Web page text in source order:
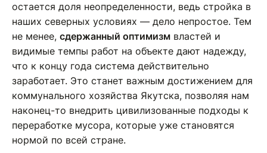
остается доля неопределенности, ведь стройка в
наших северных условиях — дело непростое. Тем
не менее, сдержанный оптимизм властей и
видимые темпы работ на объекте дают надежду,
что к концу года система действительно
заработает. Это станет важным достижением для
коммунального хозяйства Якутска, позволяя нам
наконец-то внедрить цивилизованные подходы к
переработке мусора, которые уже становятся
нормой по всей стране.